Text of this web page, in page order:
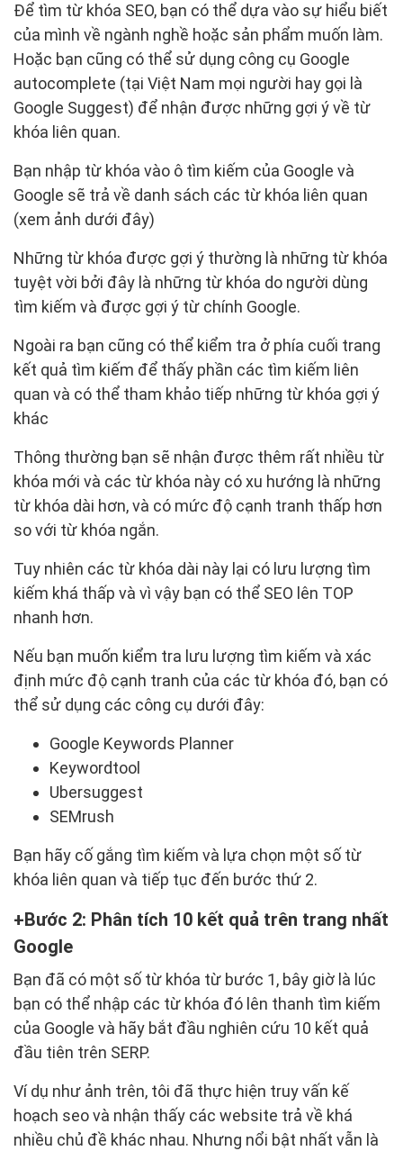
Để tìm từ khóa SEO, bạn có thể dựa vào sự hiểu biết
của mình về ngành nghề hoặc sản phẩm muốn làm.
Hoặc bạn cũng có thể sử dụng công cụ Google
autocomplete (tại Việt Nam mọi người hay gọi là
Google Suggest) để nhận được những gợi ý về từ
khóa liên quan.
Bạn nhập từ khóa vào ô tìm kiếm của Google và
Google sẽ trả về danh sách các từ khóa liên quan
(xem ảnh dưới đây)
Những từ khóa được gợi ý thường là những từ khóa
tuyệt vời bởi đây là những từ khóa do người dùng
tìm kiếm và được gợi ý từ chính Google.
Ngoài ra bạn cũng có thể kiểm tra ở phía cuối trang
kết quả tìm kiếm để thấy phần các tìm kiếm liên
quan và có thể tham khảo tiếp những từ khóa gợi ý
khác
Thông thường bạn sẽ nhận được thêm rất nhiều từ
khóa mới và các từ khóa này có xu hướng là những
từ khóa dài hơn, và có mức độ cạnh tranh thấp hơn
so với từ khóa ngắn.
Tuy nhiên các từ khóa dài này lại có lưu lượng tìm
kiếm khá thấp và vì vậy bạn có thể SEO lên TOP
nhanh hơn.
Nếu bạn muốn kiểm tra lưu lượng tìm kiếm và xác
định mức độ cạnh tranh của các từ khóa đó, bạn có
thể sử dụng các công cụ dưới đây:
Google Keywords Planner
Keywordtool
Ubersuggest
SEMrush
Bạn hãy cố gắng tìm kiếm và lựa chọn một số từ
khóa liên quan và tiếp tục đến bước thứ 2.
Bước 2: Phân tích 10 kết quả trên trang nhất
Google
Bạn đã có một số từ khóa từ bước 1, bây giờ là lúc
bạn có thể nhập các từ khóa đó lên thanh tìm kiếm
của Google và hãy bắt đầu nghiên cứu 10 kết quả
đầu tiên trên SERP.
Ví dụ như ảnh trên, tôi đã thực hiện truy vấn kế
hoạch seo và nhận thấy các website trả về khá
nhiều chủ đề khác nhau. Nhưng nổi bật nhất vẫn là